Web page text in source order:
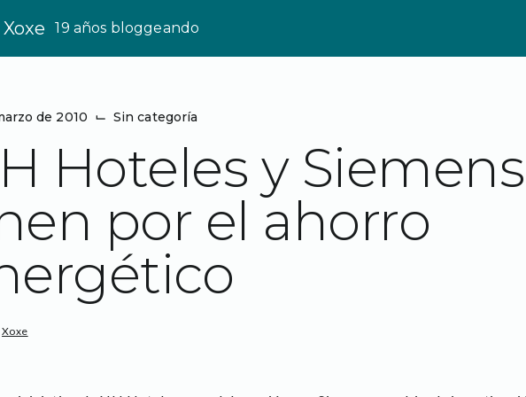
19 años bloggeando
de 2010 ⌙ Sin categoría
Hoteles y
por el ahorro
Xoxe